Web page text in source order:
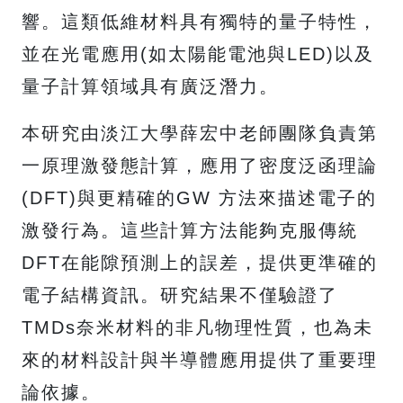
響。這類低維材料具有獨特的量子特性，
並在光電應用(如太陽能電池與LED)以及
量子計算領域具有廣泛潛力。
本研究由淡江大學薛宏中老師團隊負責第
一原理激發態計算，應用了密度泛函理論
(DFT)與更精確的GW 方法來描述電子的
激發行為。這些計算方法能夠克服傳統
DFT在能隙預測上的誤差，提供更準確的
電子結構資訊。研究結果不僅驗證了
TMDs奈米材料的非凡物理性質，也為未
來的材料設計與半導體應用提供了重要理
論依據。